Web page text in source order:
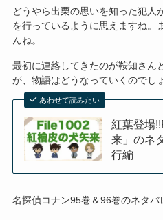
どうやら出栗の思いを知った犯人
を行っているように思えますね。
んね。
最初に連絡してきたのが鞍知さん
が、物語はどうなっていくのでし
あわせて読みたい
紅葉登場
来」のネ
行編
名探偵コナン95巻＆96巻のネタバ